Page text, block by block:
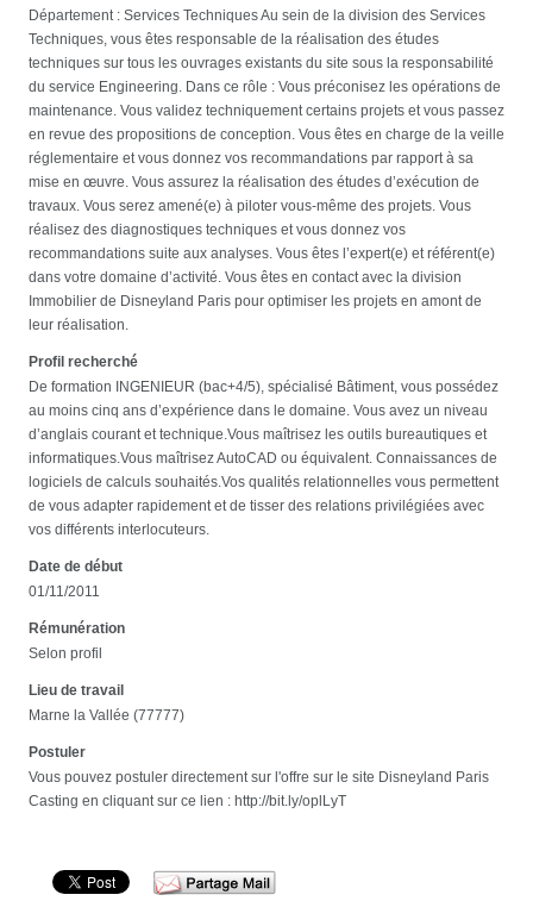
Département : Services Techniques Au sein de la division des Services
Techniques, vous êtes responsable de la réalisation des études
techniques sur tous les ouvrages existants du site sous la responsabilité
du service Engineering. Dans ce rôle : Vous préconisez les opérations de
maintenance. Vous validez techniquement certains projets et vous passez
en revue des propositions de conception. Vous êtes en charge de la veille
réglementaire et vous donnez vos recommandations par rapport à sa
mise en œuvre. Vous assurez la réalisation des études d’exécution de
travaux. Vous serez amené(e) à piloter vous-même des projets. Vous
réalisez des diagnostiques techniques et vous donnez vos
recommandations suite aux analyses. Vous êtes l’expert(e) et référent(e)
dans votre domaine d’activité. Vous êtes en contact avec la division
Immobilier de Disneyland Paris pour optimiser les projets en amont de
leur réalisation.
Profil recherché
De formation INGENIEUR (bac+4/5), spécialisé Bâtiment, vous possédez
au moins cinq ans d’expérience dans le domaine. Vous avez un niveau
d’anglais courant et technique.Vous maîtrisez les outils bureautiques et
informatiques.Vous maîtrisez AutoCAD ou équivalent. Connaissances de
logiciels de calculs souhaités.Vos qualités relationnelles vous permettent
de vous adapter rapidement et de tisser des relations privilégiées avec
vos différents interlocuteurs.
Date de début
01/11/2011
Rémunération
Selon profil
Lieu de travail
Marne la Vallée (77777)
Postuler
Vous pouvez postuler directement sur l'offre sur le site Disneyland Paris
Casting en cliquant sur ce lien : http://bit.ly/oplLyT